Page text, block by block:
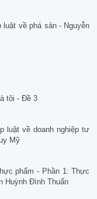
về phá sản - Nguyễn
tôi - Đề 3
luật về doanh nghiệp tư
Mỹ
phẩm - Phần 1: Thực
Huỳnh Đình Thuấn